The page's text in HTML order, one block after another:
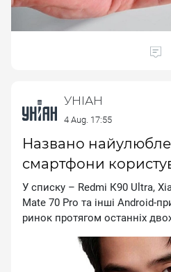
УНІАН
4 Aug. 17:55
Названо
смартфони
У списку – Rеdmі К90 Ultrа,
Маtе 70 Рrо та інші Аndrоіd-
ринок протягом останніх